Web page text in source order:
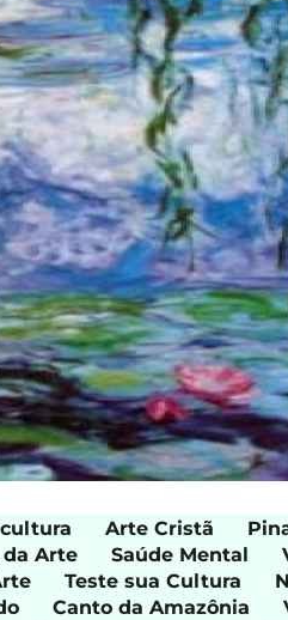
Arte Cristã
Arte Saúde Mental
Teste sua Cultura
Canto da Amazônia